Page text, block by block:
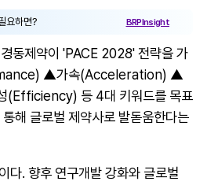
요하면? BRPInsight
동제약이 'PACE 2028' 전략을 가
▲가속(Acceleration) ▲
등 4대 키워드를 목표
해 글로벌 제약사로 발돋움한다는
다. 향후 연구개발 강화와 글로벌